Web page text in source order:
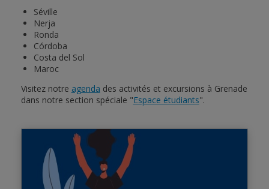
Séville
Nerja
Ronda
Córdoba
Costa del Sol
Maroc
Visitez notre agenda des activités et excursions à Grenade
dans notre section spéciale "Espace étudiants".